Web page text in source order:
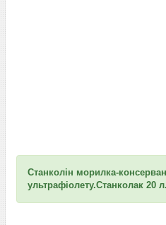
Станколін морилка-
ультрафіолету.Станколак 20 л.